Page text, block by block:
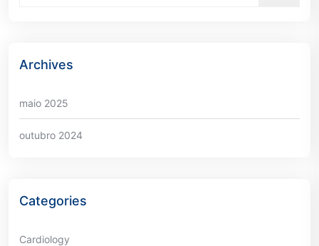
Archives
maio 2025
outubro 2024
Categories
Cardiology